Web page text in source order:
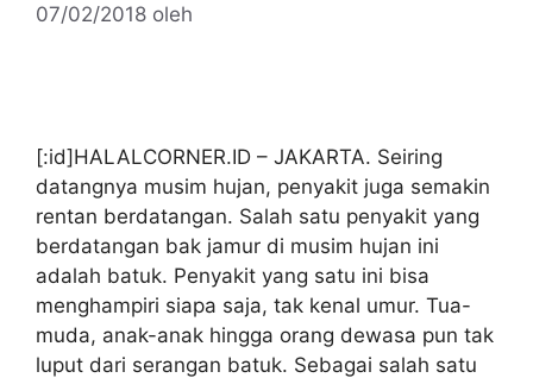
07/02/2018 oleh
[:id]HALALCORNER.ID – JAKARTA. Seiring
datangnya musim hujan, penyakit juga semakin
rentan berdatangan. Salah satu penyakit yang
berdatangan bak jamur di musim hujan ini
adalah batuk. Penyakit yang satu ini bisa
menghampiri siapa saja, tak kenal umur. Tua-
muda, anak-anak hingga orang dewasa pun tak
luput dari serangan batuk. Sebagai salah satu